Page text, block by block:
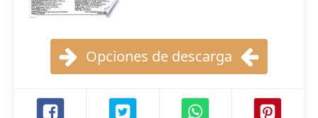
Opciones de descarga